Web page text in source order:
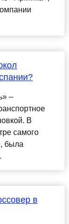
–
В
самого
была
в